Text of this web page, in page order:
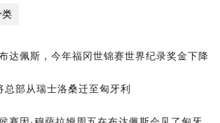
29
类
达佩斯，今年福冈世锦赛世界纪录奖金下降
部从瑞士洛桑迁至匈牙利